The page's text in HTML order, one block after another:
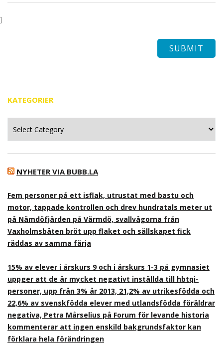
KATEGORIER
NYHETER VIA BUBB.LA
Fem personer på ett isflak, utrustat med bastu och
motor, tappade kontrollen och drev hundratals meter ut
på Nämdöfjärden på Värmdö, svallvågorna från
Vaxholmsbåten bröt upp flaket och sällskapet fick
räddas av samma färja
15% av elever i årskurs 9 och i årskurs 1-3 på gymnasiet
uppger att de är mycket negativt inställda till hbtqi-
personer, upp från 3% år 2013, 21,2% av utrikesfödda och
22,6% av svenskfödda elever med utlandsfödda föräldrar
negativa, Petra Mårselius på Forum för levande historia
kommenterar att ingen enskild bakgrundsfaktor kan
förklara hela förändringen